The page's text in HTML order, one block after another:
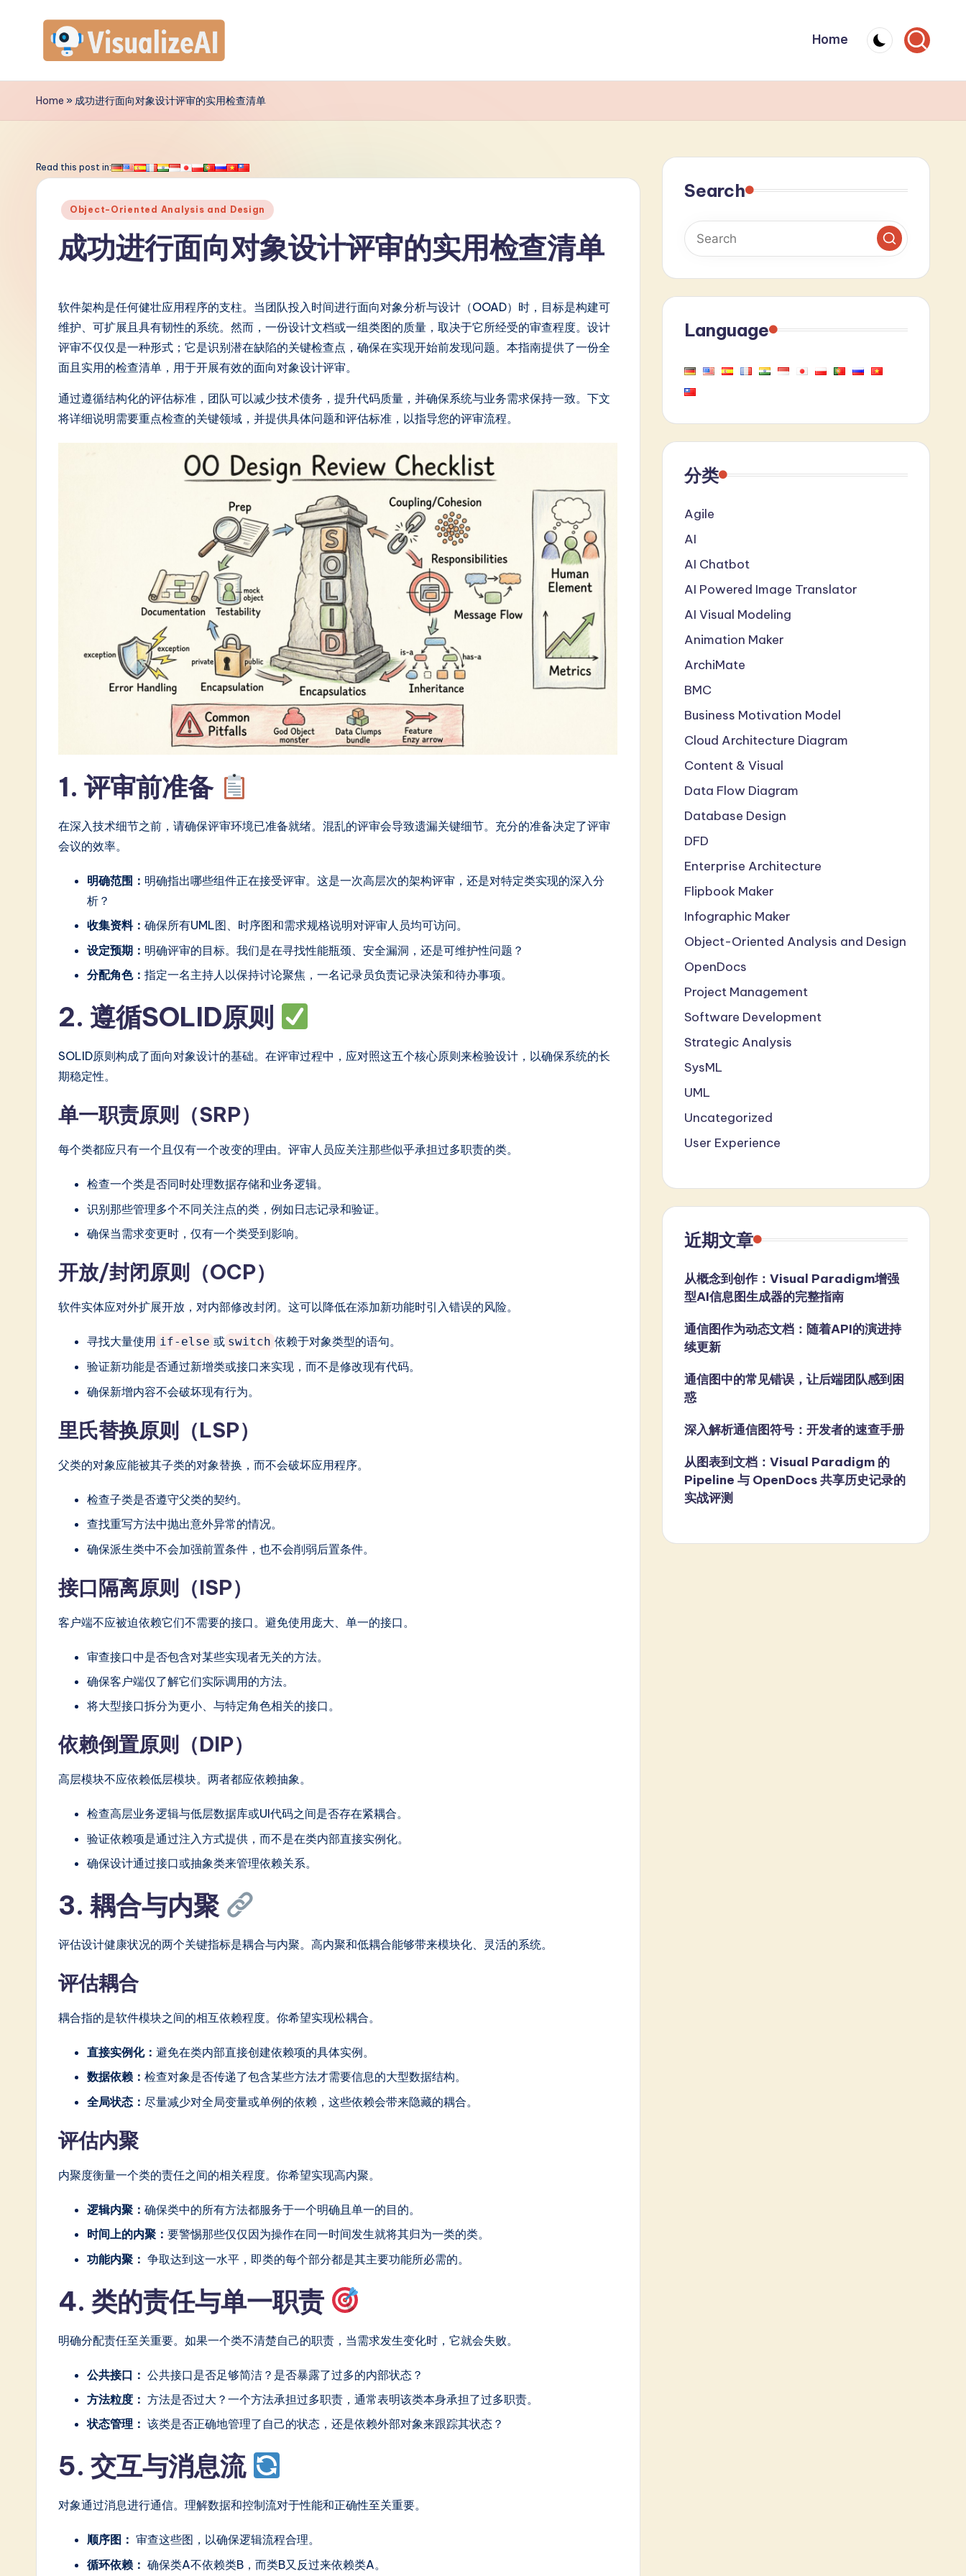
contentV
is
a
m
&
In
ti
Home
Home » 成功进行面向对象设计评审的实用检查清单
Read this post in:
Posted
Object-Oriented Analysis and Design
成功进行面向对象设计评审的实用检查清单
软件架构是任何健壮应用程序的支柱。当团队投入时间进行面向对象分析与设计（OOAD）时，目标是构建可
维护、可扩展且具有韧性的系统。然而，一份设计文档或一组类图的质量，取决于它所经受的审查程度。设计
评审不仅仅是一种形式；它是识别潜在缺陷的关键检查点，确保在实现开始前发现问题。本指南提供了一份全
面且实用的检查清单，用于开展有效的面向对象设计评审。
通过遵循结构化的评估标准，团队可以减少技术债务，提升代码质量，并确保系统与业务需求保持一致。下文
将详细说明需要重点检查的关键领域，并提供具体问题和评估标准，以指导您的评审流程。
1. 评审前准备
在深入技术细节之前，请确保评审环境已准备就绪。混乱的评审会导致遗漏关键细节。充分的准备决定了评审
会议的效率。
明确范围： 明确指出哪些组件正在接受评审。这是一次高层次的架构评审，还是对特定类实现的深入分
析？
收集资料： 确保所有UML图、时序图和需求规格说明对评审人员均可访问。
设定预期： 明确评审的目标。我们是在寻找性能瓶颈、安全漏洞，还是可维护性问题？
分配角色： 指定一名主持人以保持讨论聚焦，一名记录员负责记录决策和待办事项。
2. 遵循SOLID原则
SOLID原则构成了面向对象设计的基础。在评审过程中，应对照这五个核心原则来检验设计，以确保系统的长
期稳定性。
单一职责原则（SRP）
每个类都应只有一个且仅有一个改变的理由。评审人员应关注那些似乎承担过多职责的类。
检查一个类是否同时处理数据存储和业务逻辑。
识别那些管理多个不同关注点的类，例如日志记录和验证。
确保当需求变更时，仅有一个类受到影响。
开放/封闭原则（OCP）
软件实体应对外扩展开放，对内部修改封闭。这可以降低在添加新功能时引入错误的风险。
寻找大量使用 if-else 或 switch 依赖于对象类型的语句。
验证新功能是否通过新增类或接口来实现，而不是修改现有代码。
确保新增内容不会破坏现有行为。
里氏替换原则（LSP）
父类的对象应能被其子类的对象替换，而不会破坏应用程序。
检查子类是否遵守父类的契约。
查找重写方法中抛出意外异常的情况。
确保派生类中不会加强前置条件，也不会削弱后置条件。
接口隔离原则（ISP）
客户端不应被迫依赖它们不需要的接口。避免使用庞大、单一的接口。
审查接口中是否包含对某些实现者无关的方法。
确保客户端仅了解它们实际调用的方法。
将大型接口拆分为更小、与特定角色相关的接口。
依赖倒置原则（DIP）
高层模块不应依赖低层模块。两者都应依赖抽象。
检查高层业务逻辑与低层数据库或UI代码之间是否存在紧耦合。
验证依赖项是通过注入方式提供，而不是在类内部直接实例化。
确保设计通过接口或抽象类来管理依赖关系。
3. 耦合与内聚
评估设计健康状况的两个关键指标是耦合与内聚。高内聚和低耦合能够带来模块化、灵活的系统。
评估耦合
耦合指的是软件模块之间的相互依赖程度。你希望实现松耦合。
直接实例化： 避免在类内部直接创建依赖项的具体实例。
数据依赖： 检查对象是否传递了包含某些方法才需要信息的大型数据结构。
全局状态： 尽量减少对全局变量或单例的依赖，这些依赖会带来隐藏的耦合。
评估内聚
内聚度衡量一个类的责任之间的相关程度。你希望实现高内聚。
逻辑内聚： 确保类中的所有方法都服务于一个明确且单一的目的。
时间上的内聚： 要警惕那些仅仅因为操作在同一时间发生就将其归为一类的类。
功能内聚： 争取达到这一水平，即类的每个部分都是其主要功能所必需的。
4. 类的责任与单一职责
明确分配责任至关重要。如果一个类不清楚自己的职责，当需求发生变化时，它就会失败。
公共接口： 公共接口是否足够简洁？是否暴露了过多的内部状态？
方法粒度： 方法是否过大？一个方法承担过多职责，通常表明该类本身承担了过多职责。
状态管理： 该类是否正确地管理了自己的状态，还是依赖外部对象来跟踪其状态？
5. 交互与消息流
对象通过消息进行通信。理解数据和控制流对于性能和正确性至关重要。
顺序图： 审查这些图，以确保逻辑流程合理。
循环依赖： 确保类A不依赖类B，而类B又反过来依赖类A。
Search
Language
分类
Agile
AI
AI Chatbot
AI Powered Image Translator
AI Visual Modeling
Animation Maker
ArchiMate
BMC
Business Motivation Model
Cloud Architecture Diagram
Content & Visual
Data Flow Diagram
Database Design
DFD
Enterprise Architecture
Flipbook Maker
Infographic Maker
Object-Oriented Analysis and Design
OpenDocs
Project Management
Software Development
Strategic Analysis
SysML
UML
Uncategorized
User Experience
近期文章
从概念到创作：Visual Paradigm增强
型AI信息图生成器的完整指南
通信图作为动态文档：随着API的演进持
续更新
通信图中的常见错误，让后端团队感到困
惑
深入解析通信图符号：开发者的速查手册
从图表到文档：Visual Paradigm 的
Pipeline 与 OpenDocs 共享历史记录的
实战评测